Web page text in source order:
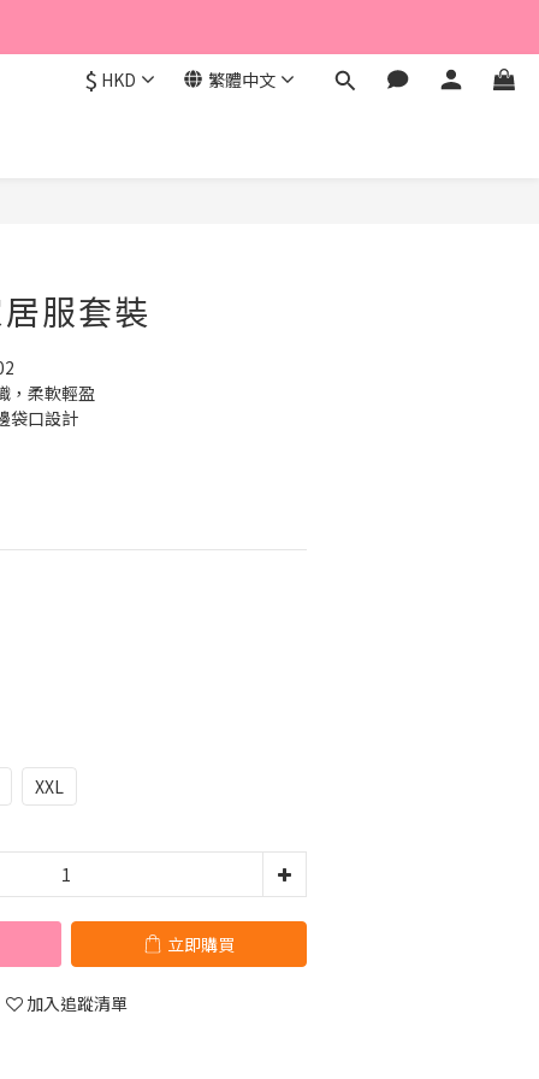
$ HKD 繁體中文
服套裝
，柔軟輕盈
袋口設計
XXL
立即購買
加入追蹤清單